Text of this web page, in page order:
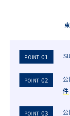
POINT 01
POINT 02
件
POINT 03